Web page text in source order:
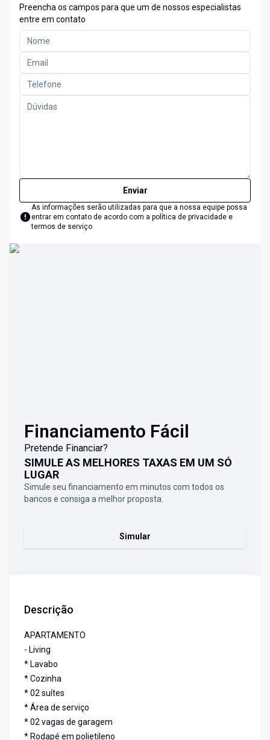
Preencha os campos para que um de nossos especialistas
entre em contato
Enviar
As informações serão utilizadas para que a nossa equipe possa
entrar em contato de acordo com a política de privacidade e
termos de serviço
Financiamento Fácil
Pretende Financiar?
SIMULE AS MELHORES TAXAS EM UM SÓ
LUGAR
Simule seu financiamento em minutos com todos os
bancos e consiga a melhor proposta.
Simular
Descrição
APARTAMENTO
- Living
* Lavabo
* Cozinha
* 02 suítes
* Área de serviço
* 02 vagas de garagem
* Rodapé em polietileno